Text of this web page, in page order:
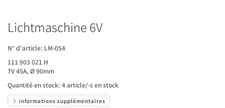
Lichtmaschine 6V
N° d'article: LM-054
111 903 021 H
7V 45A, Ø 90mm
Quantité en stock: 4 article/-s en stock
informations supplémentaires